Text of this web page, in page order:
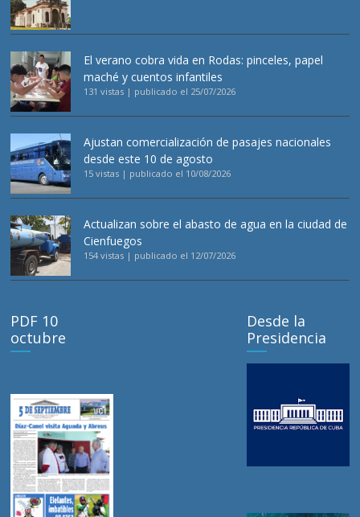
El verano cobra vida en Rodas: pinceles, papel
maché y cuentos infantiles
131 vistas | publicado el 25/07/2026
Ajustan comercialización de pasajes nacionales
desde este 10 de agosto
15 vistas | publicado el 10/08/2026
Actualizan sobre el abasto de agua en la ciudad de
Cienfuegos
154 vistas | publicado el 12/07/2026
PDF 10
octubre
Desde la
Presidencia